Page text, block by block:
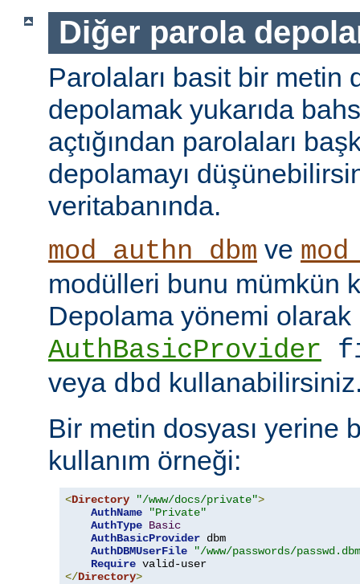
Diğer parola
Parolaları basit bir metin
depolamak yukarıda
açtığından parolaları
depolamayı
veritabanında.
mod_authn_dbm ve
modülleri bunu mümkün
Depolama yönemi olarak
AuthBasicProvider
veya dbd
Bir metin dosyası yerine
kullanım örneği:
<Directory "/www/docs/private">
AuthName
"Private"
AuthType Basic
AuthBasicProvider dbm
AuthDBMUserFile
"/www/passwords/
Require
</Directory>